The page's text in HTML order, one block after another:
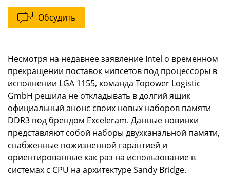
Обсудить
Несмотря на недавнее заявление Intel о временном
прекращении поставок чипсетов под процессоры в
исполнении LGA 1155, команда Topower Logistic
GmbH решила не откладывать в долгий ящик
официальный анонс своих новых наборов памяти
DDR3 под брендом Exceleram. Данные новинки
представляют собой наборы двухканальной памяти,
снабженные пожизненной гарантией и
ориентированные как раз на использование в
системах с CPU на архитектуре Sandy Bridge.